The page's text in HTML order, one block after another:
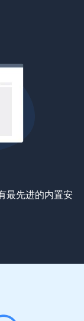
最先进的内置安